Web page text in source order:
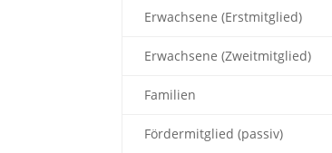
Erwachsene (Erstmitglied)
Erwachsene (Zweitmitglied)
Familien
Fördermitglied (passiv)